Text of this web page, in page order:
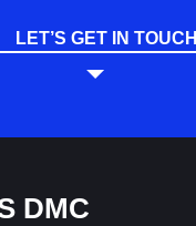
LET’S GET IN TOUCH
DMC